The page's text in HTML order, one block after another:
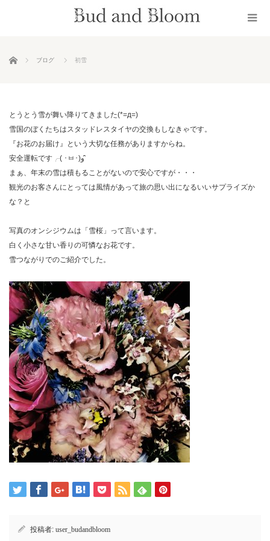
ホーム ブログ 初雪
とうとう雪が舞い降りてきました(*=д=)
雪国のぼくたちはスタッドレスタイヤの交換もしなきゃです。
『お花のお届け』という大切な任務がありますからね。
安全運転です╭( ･ㅂ･)و ̑̑
まぁ、年末の雪は積もることがないので安心ですが・・・
観光のお客さんにとっては風情があって旅の思い出になるいいサプライズか
な？と
写真のオンシジウムは「雪桜」って言います。
白く小さな甘い香りの可憐なお花です。
雪つながりでのご紹介でした。
投稿者: user_budandbloom